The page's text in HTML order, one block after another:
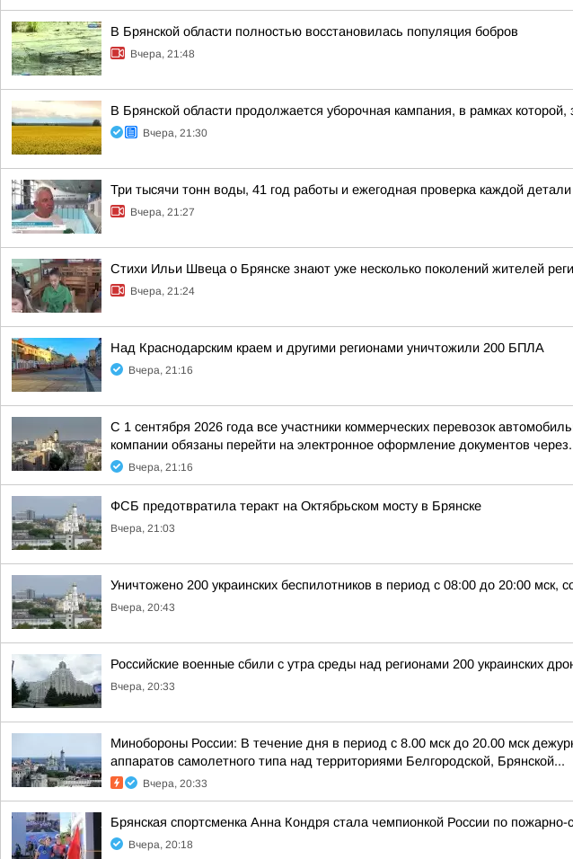
В Брянской области полностью восстановилась популяция бобров
Вчера, 21:48
В Брянской области продолжается уборочная кампания, в рамках
Вчера, 21:30
Три тысячи тонн воды, 41 год работы и ежегодная проверка каждой
Вчера, 21:27
Стихи Ильи Швеца о Брянске знают уже несколько поколений жителей
Вчера, 21:24
Над Краснодарским краем и другими регионами уничтожили 200 БПЛА
Вчера, 21:16
С 1 сентября 2026 года все участники коммерческих перевозок
компании обязаны перейти на электронное оформление документов
Вчера, 21:16
ФСБ предотвратила теракт на Октябрьском мосту в Брянске
Вчера, 21:03
Уничтожено 200 украинских беспилотников в период с 08:00 до 20:00
Вчера, 20:43
Российские военные сбили с утра среды над регионами 200 украинских
Вчера, 20:33
Минобороны России: В течение дня в период с 8.00 мск до 20.00 мск
аппаратов самолетного типа над территориями Белгородской, Брянской...
Вчера, 20:33
Брянская спортсменка Анна Кондря стала чемпионкой России по пожарно-
Вчера, 20:18